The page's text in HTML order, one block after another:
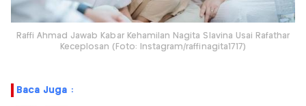
Raffi Ahmad Jawab Kabar Kehamilan Nagita Slavina Usai Rafathar
Keceplosan (Foto: Instagram/raffinagita1717)
Baca Juga :